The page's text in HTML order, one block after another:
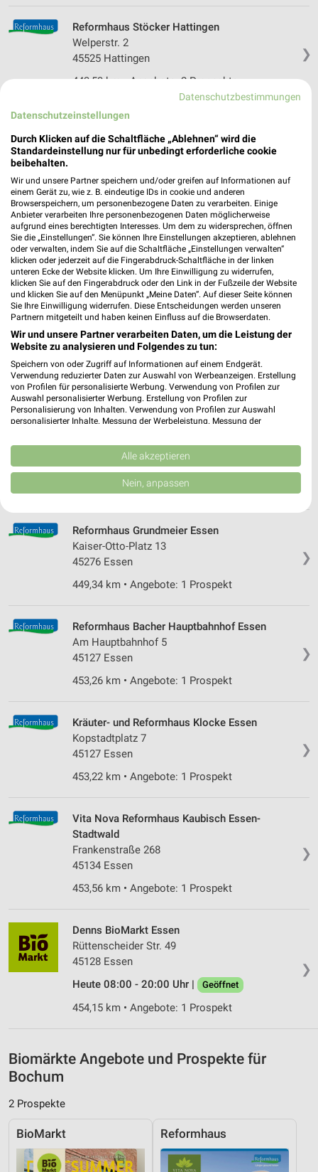
❯
Reformhaus Stöcker Hattingen
Welperstr. 2
45525 Hattingen
443,53 km • Angebote: 2 Prospekte
Reformhaus Sommerfeld Gelsenkirchen
Arminstr. 24
45879 Gelsenkirchen
445,74 km • Angebote: 1 Prospekt
Alnatura Witten
Bahnhofstraße 32
58452 Witten
Heute 08:30 - 20:00 Uhr | Geöffnet
432,72 km
Vita Nova Reformhaus Kaubisch Witten
Ruhrstr. 13
58452 Witten
432,47 km • Angebote: 1 Prospekt
❯
Münsterstraße 1
44575 Castrop-Rauxel
430,57 km • Angebote: 1 Prospekt
❯
Reformhaus Grundmeier Essen
Kaiser-Otto-Platz 13
45276 Essen
449,34 km • Angebote: 1 Prospekt
❯
Reformhaus Bacher Hauptbahnhof Essen
Am Hauptbahnhof 5
45127 Essen
453,26 km • Angebote: 1 Prospekt
❯
Kräuter- und Reformhaus Klocke Essen
Kopstadtplatz 7
45127 Essen
453,22 km • Angebote: 1 Prospekt
❯
Vita Nova Reformhaus Kaubisch Essen-
Stadtwald
Frankenstraße 268
45134 Essen
453,56 km • Angebote: 1 Prospekt
❯
Denns BioMarkt Essen
Rüttenscheider Str. 49
45128 Essen
Heute 08:00 - 20:00 Uhr |
Geöffnet
454,15 km • Angebote: 1 Prospekt
Biomärkte Angebote und Prospekte für
Bochum
2 Prospekte
BioMarkt Reformhaus
Datenschutzbestimmungen
Datenschutzeinstellungen
Durch Klicken auf die Schaltfläche „Ablehnen“ wird die
Standardeinstellung nur für unbedingt erforderliche cookie
beibehalten.
Wir und unsere Partner speichern und/oder greifen auf Informationen auf
einem Gerät zu, wie z. B. eindeutige IDs in cookie und anderen
Browserspeichern, um personenbezogene Daten zu verarbeiten. Einige
Anbieter verarbeiten Ihre personenbezogenen Daten möglicherweise
aufgrund eines berechtigten Interesses. Um dem zu widersprechen, öffnen
Sie die „Einstellungen“. Sie können Ihre Einstellungen akzeptieren, ablehnen
oder verwalten, indem Sie auf die Schaltfläche „Einstellungen verwalten“
klicken oder jederzeit auf die Fingerabdruck-Schaltfläche in der linken
unteren Ecke der Website klicken. Um Ihre Einwilligung zu widerrufen,
klicken Sie auf den Fingerabdruck oder den Link in der Fußzeile der Website
und klicken Sie auf den Menüpunkt „Meine Daten“. Auf dieser Seite können
Sie Ihre Einwilligung widerrufen. Diese Entscheidungen werden unseren
Partnern mitgeteilt und haben keinen Einfluss auf die Browserdaten.
Wir und unsere Partner verarbeiten Daten, um die Leistung der
Website zu analysieren und Folgendes zu tun:
Speichern von oder Zugriff auf Informationen auf einem Endgerät.
Verwendung reduzierter Daten zur Auswahl von Werbeanzeigen. Erstellung
von Profilen für personalisierte Werbung. Verwendung von Profilen zur
Auswahl personalisierter Werbung. Erstellung von Profilen zur
Personalisierung von Inhalten. Verwendung von Profilen zur Auswahl
personalisierter Inhalte. Messung der Werbeleistung. Messung der
Kombinationen von Daten aus verschiedenen Quellen. Entwicklung und
Verbesserung der Angebote. Verwendung reduzierter Daten zur Auswahl
von Inhalten.
Daten können außerhalb der Europäischen Union weitergegeben und in die
Website/App.
Partnerliste anzeigen (1 IAB-Anbieter)
Speichern von oder Zugriff auf Informationen
Verwendung reduzierter Daten zur Auswahl von
Werbeanzeigen
Erstellung von Profilen für personalisierte
Verwendung von Profilen zur Auswahl
personalisierter Werbung
Erstellung von Profilen zur Personalisierung
personalisierter Inhalte
Messung der Werbeleistung
Messung der Performance von Inhalten
Analyse von Zielgruppen durch Statistiken oder
Quellen
Entwicklung und Verbesserung der Angebote
Verwendung reduzierter Daten zur Auswahl von
IAB-Besonderheiten:
Geräte anhand von aktiv angeforderten
Informationen identifizieren
Nicht-IAB-Verarbeitungszwecke:
Performance
Alle akzeptieren
Nein, anpassen